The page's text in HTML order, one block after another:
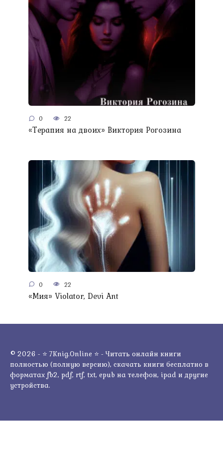
0 22
«Терапия на двоих» Виктория Рогозина
0 22
«Мия» Violator, Devi Ant
© 2026 - ⭐ 7Knig.Online ⭐ - Читать онлайн книги
полностью (полную версию), скачать книги бесплатно в
форматах fb2, pdf, rtf, txt, epub на телефон, ipad и другие
устройства.